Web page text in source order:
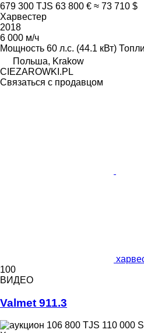
679 300 TJS 63 800 € ≈ 73 710 $
Харвестер
2018
6 000 м/ч
Мощность 60 л.с. (44.1 кВт)
Польша, Krakow
CIEZAROWKI.PL
Связаться с продавцом
100
ВИДЕО
Valmet 911.3
106 800 TJS 110 000